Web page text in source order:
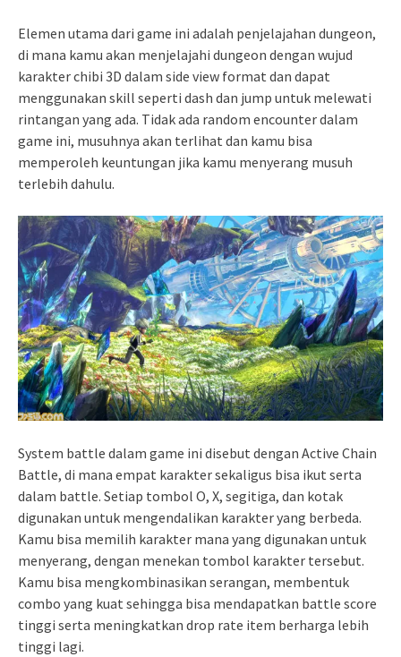
Elemen utama dari game ini adalah penjelajahan dungeon,
di mana kamu akan menjelajahi dungeon dengan wujud
karakter chibi 3D dalam side view format dan dapat
menggunakan skill seperti dash dan jump untuk melewati
rintangan yang ada. Tidak ada random encounter dalam
game ini, musuhnya akan terlihat dan kamu bisa
memperoleh keuntungan jika kamu menyerang musuh
terlebih dahulu.
System battle dalam game ini disebut dengan Active Chain
Battle, di mana empat karakter sekaligus bisa ikut serta
dalam battle. Setiap tombol O, X, segitiga, dan kotak
digunakan untuk mengendalikan karakter yang berbeda.
Kamu bisa memilih karakter mana yang digunakan untuk
menyerang, dengan menekan tombol karakter tersebut.
Kamu bisa mengkombinasikan serangan, membentuk
combo yang kuat sehingga bisa mendapatkan battle score
tinggi serta meningkatkan drop rate item berharga lebih
tinggi lagi.